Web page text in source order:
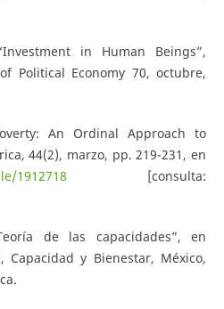
in Human Beings”,
Political Economy 70, octubre,
An Ordinal Approach to
44(2), marzo, pp. 219-231, en
1912718 [consulta:
de las capacidades”, en
y Bienestar, México,